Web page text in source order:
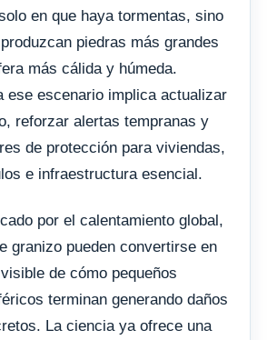
en que haya tormentas, sino
piedras más grandes
más cálida y húmeda.
ese escenario implica actualizar
reforzar alertas tempranas y
de protección para viviendas,
e infraestructura esencial.
por el calentamiento global,
granizo pueden convertirse en
de cómo pequeños
terminan generando daños
La ciencia ya ofrece una